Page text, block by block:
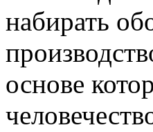
набирать
основе